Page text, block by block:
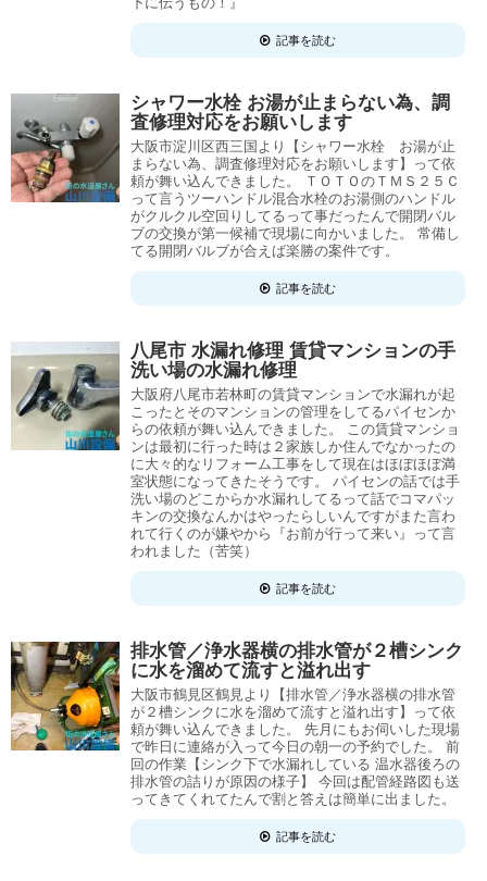
記事を読む
シャワー水栓 お湯が止まらない為、調
査修理対応をお願いします
大阪市淀川区西三国より【シャワー水栓 お湯が止
まらない為、調査修理対応をお願いします】って依
頼が舞い込んできました。 ＴＯＴＯのＴＭＳ２５Ｃ
って言うツーハンドル混合水栓のお湯側のハンドル
がクルクル空回りしてるって事だったんで開閉バル
ブの交換が第一候補で現場に向かいました。 常備し
てる開閉バルブが合えば楽勝の案件です。
記事を読む
八尾市 水漏れ修理 賃貸マンションの手
洗い場の水漏れ修理
大阪府八尾市若林町の賃貸マンションで水漏れが起
こったとそのマンションの管理をしてるパイセンか
らの依頼が舞い込んできました。 この賃貸マンショ
ンは最初に行った時は２家族しか住んでなかったの
に大々的なリフォーム工事をして現在はほぼほぼ満
室状態になってきたそうです。 パイセンの話では手
洗い場のどこからか水漏れしてるって話でコマパッ
キンの交換なんかはやったらしいんですがまた言わ
れて行くのが嫌やから『お前が行って来い』って言
われました（苦笑）
記事を読む
排水管／浄水器横の排水管が２槽シンク
に水を溜めて流すと溢れ出す
大阪市鶴見区鶴見より【排水管／浄水器横の排水管
が２槽シンクに水を溜めて流すと溢れ出す】って依
頼が舞い込んできました。 先月にもお伺いした現場
で昨日に連絡が入って今日の朝一の予約でした。 前
回の作業【シンク下で水漏れしている 温水器後ろの
排水管の詰りが原因の様子】 今回は配管経路図も送
ってきてくれてたんで割と答えは簡単に出ました。
記事を読む